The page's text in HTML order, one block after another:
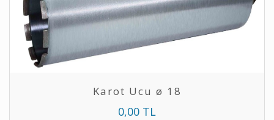
Karot Ucu ø 18
0,00 TL